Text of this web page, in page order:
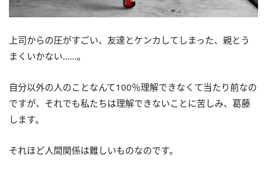
上司からの圧がすごい、友達とケンカしてしまった、親とう
まくいかない……。
自分以外の人のことなんて100％理解できなくて当たり前なの
ですが、それでも私たちは理解できないことに苦しみ、葛藤
します。
それほど人間関係は難しいものなのです。